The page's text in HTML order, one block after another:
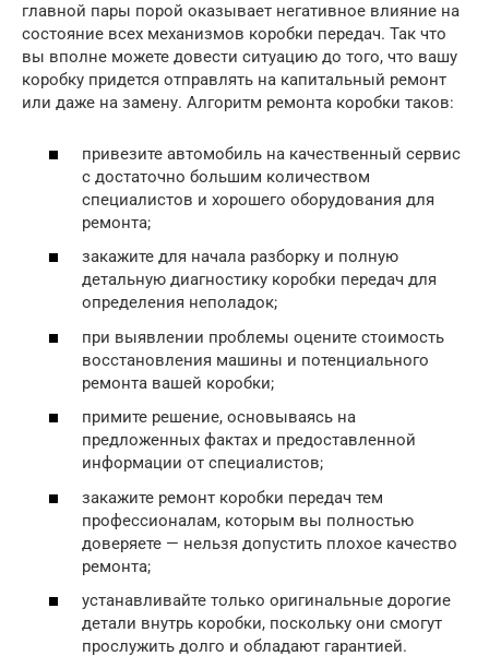
главной пары порой оказывает негативное влияние на
состояние всех механизмов коробки передач. Так что
вы вполне можете довести ситуацию до того, что вашу
коробку придется отправлять на капитальный ремонт
или даже на замену. Алгоритм ремонта коробки таков:
привезите автомобиль на качественный сервис
с достаточно большим количеством
специалистов и хорошего оборудования для
ремонта;
закажите для начала разборку и полную
детальную диагностику коробки передач для
определения неполадок;
при выявлении проблемы оцените стоимость
восстановления машины и потенциального
ремонта вашей коробки;
примите решение, основываясь на
предложенных фактах и предоставленной
информации от специалистов;
закажите ремонт коробки передач тем
профессионалам, которым вы полностью
доверяете — нельзя допустить плохое качество
ремонта;
устанавливайте только оригинальные дорогие
детали внутрь коробки, поскольку они смогут
прослужить долго и обладают гарантией.